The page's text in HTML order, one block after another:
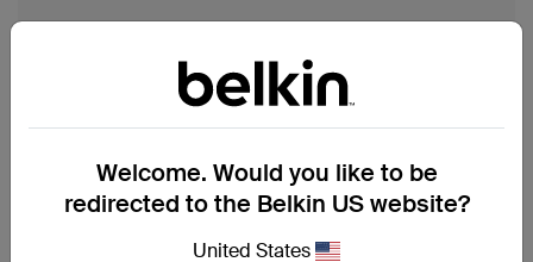
Galaxy 螢幕保護貼
適用於 Galaxy S25、S24、S23 及 Z Fold／Z Flip
摺疊機型的強化玻璃與抗衝擊保護貼。全螢幕滿版
貼合，完整支援螢幕下指紋辨識。
Welcome. Would you like to be
redirected to the Belkin US website?
United States